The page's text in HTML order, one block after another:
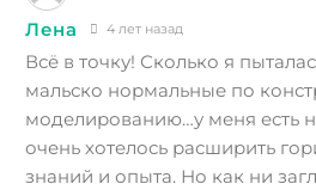
Лена 4 лет назад
Всё в точку! Сколько я
мальско нормальные по
моделированию…у меня есть
очень хотелось расширить
знаний и опыта. Но как ни